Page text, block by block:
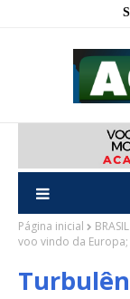
Página inicial BRASIL
voo vindo da